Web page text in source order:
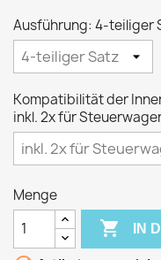
Ausführung: 4-teiliger
Kompatibilität der
inkl. 2x für
Menge
 IN